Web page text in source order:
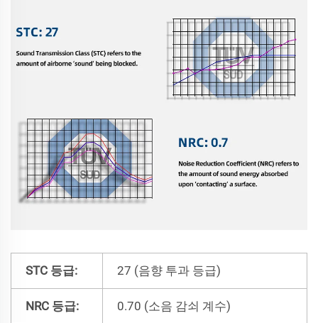
STC 등급: 27 (음향 투과 등급)
NRC 등급: 0.70 (소음 감쇠 계수)